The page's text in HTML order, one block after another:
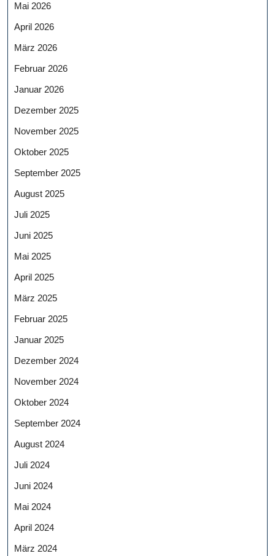
Mai 2026
April 2026
März 2026
Februar 2026
Januar 2026
Dezember 2025
November 2025
Oktober 2025
September 2025
August 2025
Juli 2025
Juni 2025
Mai 2025
April 2025
März 2025
Februar 2025
Januar 2025
Dezember 2024
November 2024
Oktober 2024
September 2024
August 2024
Juli 2024
Juni 2024
Mai 2024
April 2024
März 2024